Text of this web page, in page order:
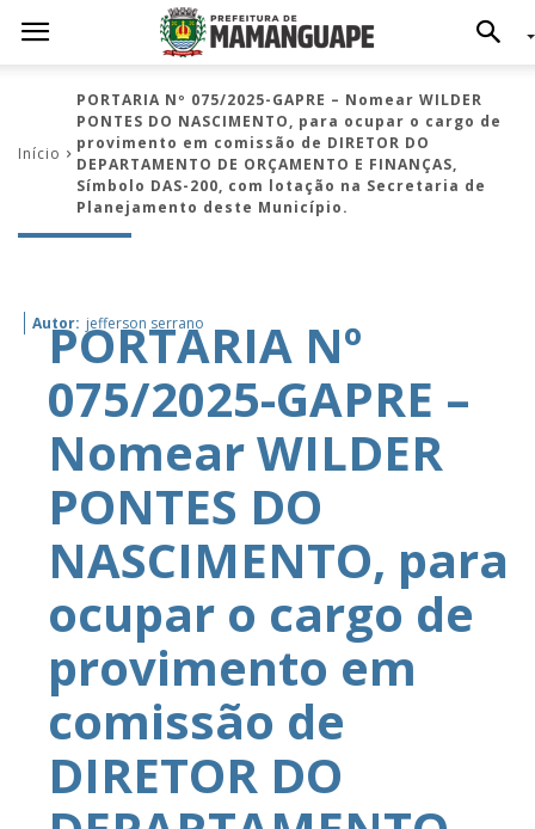
Início
PORTARIA Nº 075/2025-GAPRE – Nomear WILDER
PONTES DO NASCIMENTO, para ocupar o cargo de
provimento em comissão de DIRETOR DO
DEPARTAMENTO DE ORÇAMENTO E FINANÇAS,
Símbolo DAS-200, com lotação na Secretaria de
Planejamento deste Município.
Autor: jefferson serrano
PORTARIA Nº
075/2025-GAPRE –
Nomear WILDER
PONTES DO
NASCIMENTO, para
ocupar o cargo de
provimento em
comissão de
DIRETOR DO